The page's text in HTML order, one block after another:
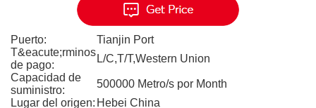
Puerto:
Tianjin Port
T&eacute;rminos
de pago:
L/C,T/T,Western Union
Capacidad de
suministro:
500000 Metro/s por Month
Lugar del origen: Hebei China